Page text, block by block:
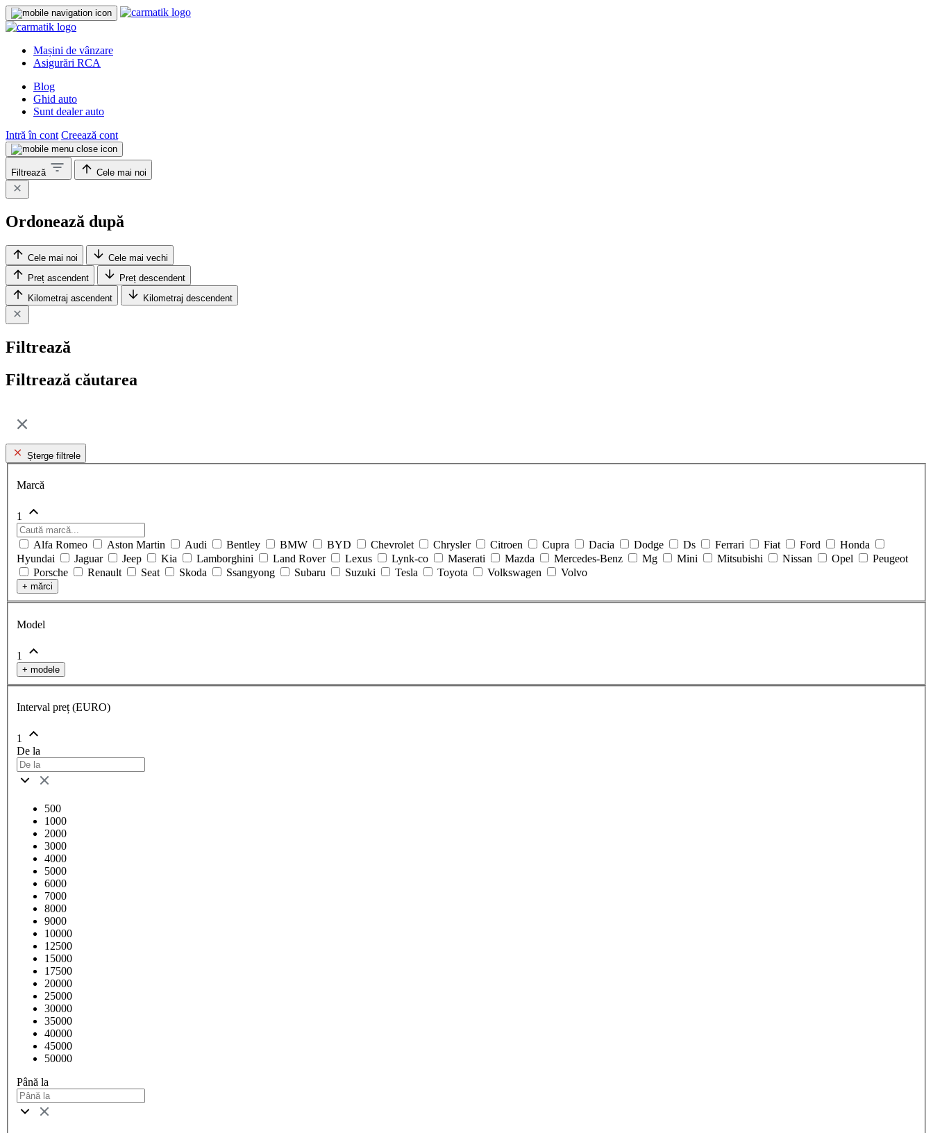
Mașini de vânzare
Asigurări RCA
Blog
Ghid auto
Sunt dealer auto
Intră în cont Creează cont
Filtrează Cele mai noi
Ordonează după
Cele mai noi
Cele mai vechi
Preț ascendent
Preț descendent
Kilometraj ascendent
Kilometraj descendent
Filtrează
Filtrează căutarea
Șterge filtrele
Marcă
1
Alfa Romeo Aston Martin Audi Bentley BMW BYD Chevrolet Chrysler Citroen Cupra Dacia Dodge Ds Ferrari Fiat Ford
Honda
Hyundai
Jaguar Jeep Kia Lamborghini Land Rover Lexus Lynk-co Maserati Mazda Mercedes-Benz Mg Mini Mitsubishi Nissan Opel
Peugeot
Porsche
Renault Seat Skoda Ssangyong Subaru Suzuki Tesla Toyota Volkswagen Volvo
+ mărci
Model
1
+ modele
Interval preț (EURO)
1
De la
500
1000
2000
3000
4000
5000
6000
7000
8000
9000
10000
12500
15000
17500
20000
25000
30000
35000
40000
45000
50000
Până la